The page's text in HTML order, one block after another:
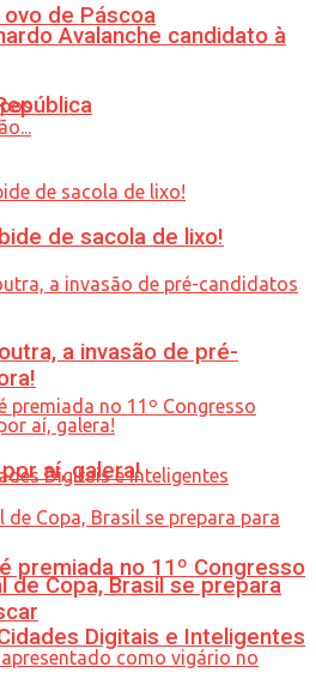
Avalanche candidato à
premiada no 11º Congresso
Digitais e Inteligentes
de Páscoa
de sacola de lixo!
a invasão de pré-
aí, galera!
de Copa, Brasil se prepara